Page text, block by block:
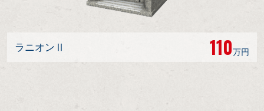
ラニオンⅡ 110万円